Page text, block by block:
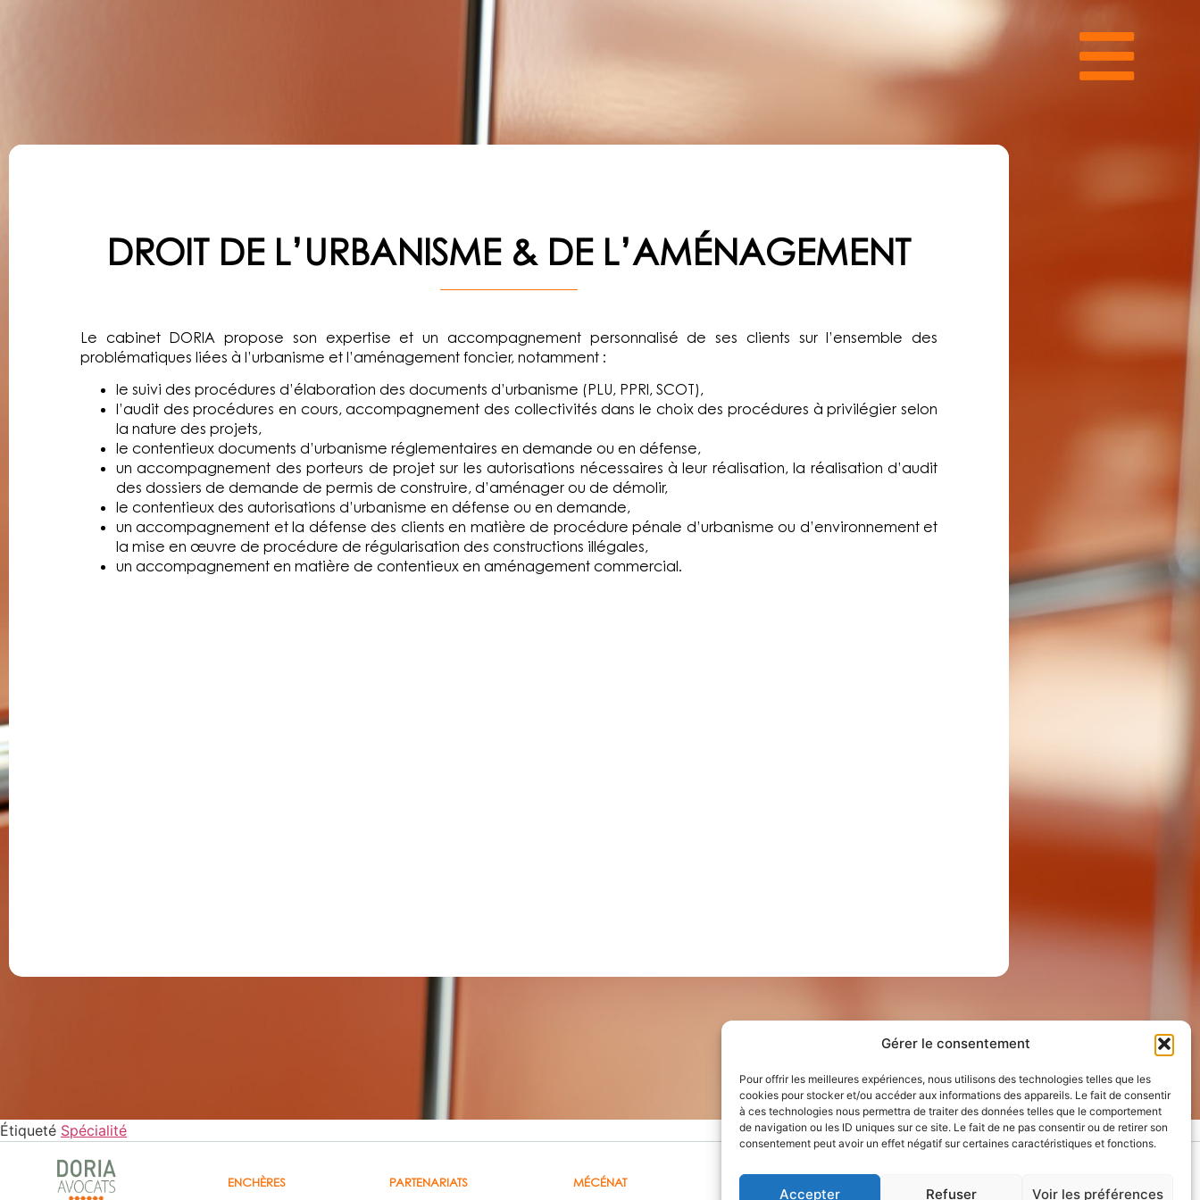
Gérer le consentement
Pour offrir les meilleures expériences, nous utilisons des technologies telles que les
cookies pour stocker et/ou accéder aux informations des appareils. Le fait de consentir
à ces technologies nous permettra de traiter des données telles que le comportement
de navigation ou les ID uniques sur ce site. Le fait de ne pas consentir ou de retirer son
consentement peut avoir un effet négatif sur certaines caractéristiques et fonctions.
Accepter Refuser Voir les préférences
DROIT DE L’URBANISME & DE L’AMÉNAGEMENT
DROIT DE L’URBANISME & DE L’AMÉNAGEMENT
Le cabinet DORIA propose son expertise et un accompagnement personnalisé de ses clients sur l’ensemble des
problématiques liées à l’urbanisme et l’aménagement foncier, notamment :
le suivi des procédures d’élaboration des documents d’urbanisme (PLU, PPRI, SCOT),
l’audit des procédures en cours, accompagnement des collectivités dans le choix des procédures à privilégier selon
la nature des projets,
le contentieux documents d’urbanisme réglementaires en demande ou en défense,
un accompagnement des porteurs de projet sur les autorisations nécessaires à leur réalisation, la réalisation d’audit
des dossiers de demande de permis de construire, d’aménager ou de démolir,
le contentieux des autorisations d’urbanisme en défense ou en demande,
un accompagnement et la défense des clients en matière de procédure pénale d’urbanisme ou d’environnement et
la mise en œuvre de procédure de régularisation des constructions illégales,
un accompagnement en matière de contentieux en aménagement commercial.
Étiqueté Spécialité
ENCHÈRES PARTENARIATS MÉCÉNAT HONORAIRES